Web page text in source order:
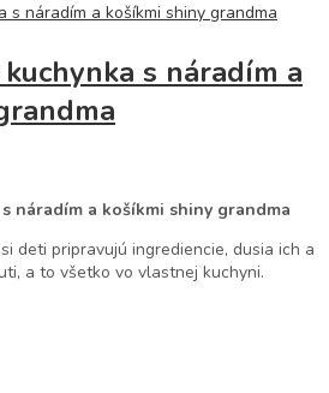
s náradím a
náradím a košíkmi shiny grandma
deti pripravujú ingrediencie, dusia ich a
a to všetko vo vlastnej kuchyni.